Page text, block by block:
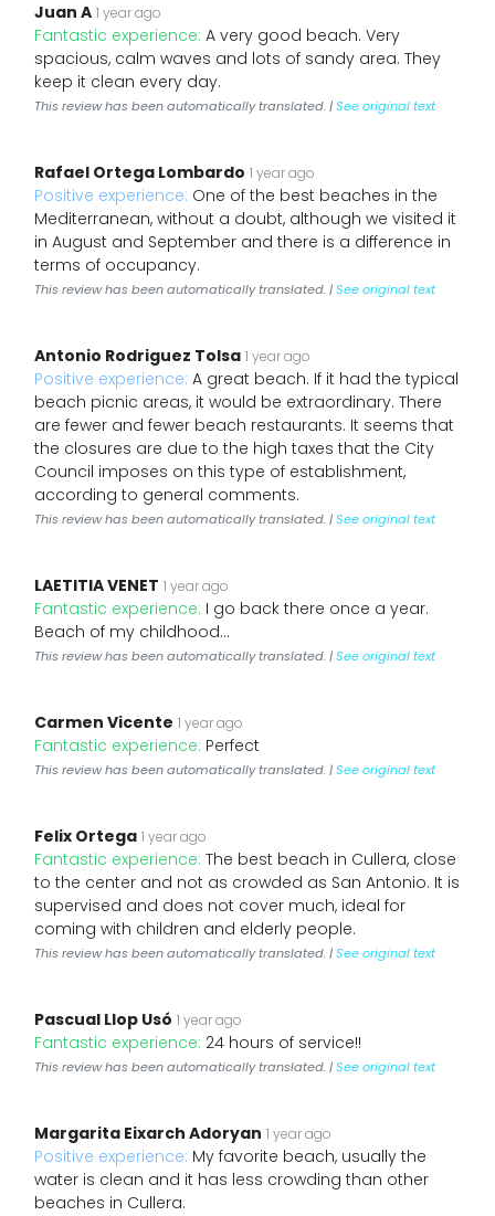
Juan A 1 year ago
Fantastic experience: A very good beach. Very
spacious, calm waves and lots of sandy area. They
keep it clean every day.
This review has been automatically translated. |See original text
Rafael Ortega Lombardo 1 year ago
Positive experience: One of the best beaches in the
Mediterranean, without a doubt, although we visited it
in August and September and there is a difference in
terms of occupancy.
This review has been automatically translated. |See original text
Antonio Rodriguez Tolsa 1 year ago
Positive experience: A great beach. If it had the typical
beach picnic areas, it would be extraordinary. There
are fewer and fewer beach restaurants. It seems that
the closures are due to the high taxes that the City
Council imposes on this type of establishment,
according to general comments.
This review has been automatically translated. |See original text
LAETITIA VENET 1 year ago
Fantastic experience: I go back there once a year.
Beach of my childhood...
This review has been automatically translated. |See original text
Carmen Vicente 1 year ago
Fantastic experience: Perfect
This review has been automatically translated. |See original text
Felix Ortega 1 year ago
Fantastic experience: The best beach in Cullera, close
to the center and not as crowded as San Antonio. It is
supervised and does not cover much, ideal for
coming with children and elderly people.
This review has been automatically translated. |See original text
Pascual Llop Usó 1 year ago
Fantastic experience: 24 hours of service!!
This review has been automatically translated. |See original text
Margarita Eixarch Adoryan 1 year ago
Positive experience: My favorite beach, usually the
water is clean and it has less crowding than other
beaches in Cullera.